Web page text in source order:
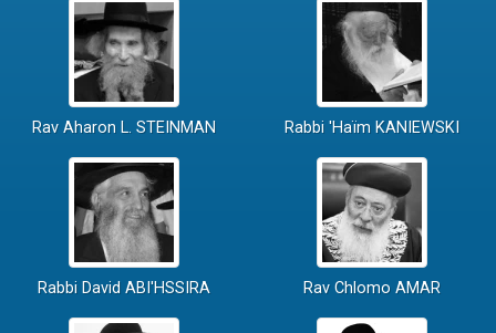
Rav Aharon L. STEINMAN Rabbi 'Haïm KANIEWSKI
Rabbi David ABI'HSSIRA Rav Chlomo AMAR